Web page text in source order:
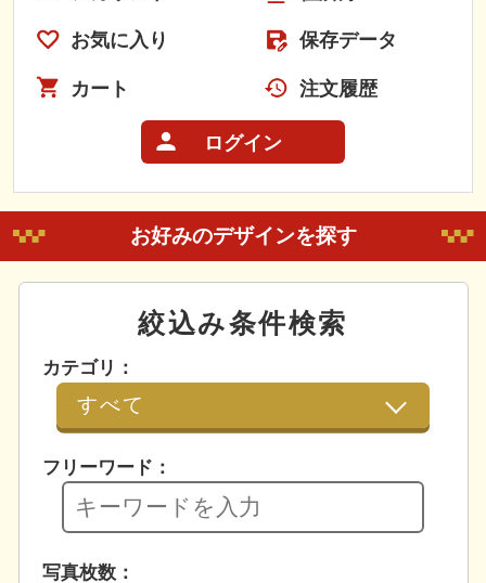
お気に入り 保存データ
カート 注文履歴
ログイン
お好みのデザインを探す
絞込み条件検索
カテゴリ：
フリーワード：
写真枚数：